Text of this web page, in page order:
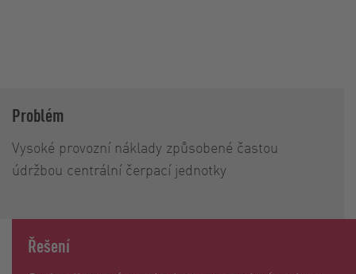
Problém
Vysoké provozní náklady způsobené častou
údržbou centrální čerpací jednotky
Řešení